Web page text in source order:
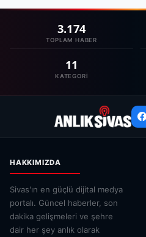
3.174
TOPLAM HABER
11
KATEGORI
HAKKIMIZDA
Sivas'ın en güçlü dijital medya
portalı. Güncel haberler, son
dakika gelişmeleri ve şehre
dair her şey anlık olarak